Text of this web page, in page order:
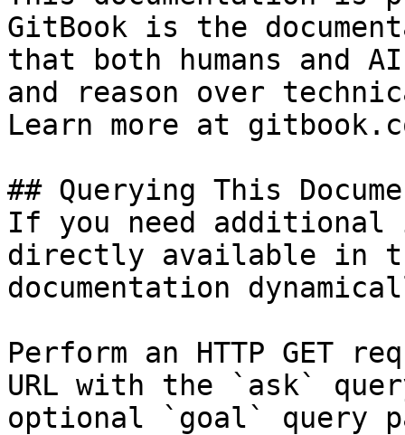
GitBook is the
that both humans and
and reason over
Learn more at
## Querying This
If you need
directly available in
documentation
Perform an HTTP GET
URL with the `ask`
optional `goal` query